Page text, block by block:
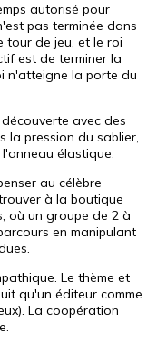
autorisé pour
pas terminée dans
tour de jeu, et le roi
est de terminer la
n'atteigne la porte du
avec des
la pression du sablier,
élastique.
au célèbre
à la boutique
où un groupe de 2 à
en manipulant
Le thème et
qu'un éditeur comme
La coopération